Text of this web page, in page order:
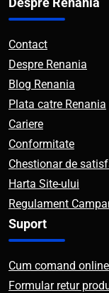
Contact
Despre Renania
Blog Renania
Plata catre Renania
Cariere
Conformitate
Chestionar de
Harta Site-ului
Regulament
Suport
Cum comand online
Formular retur